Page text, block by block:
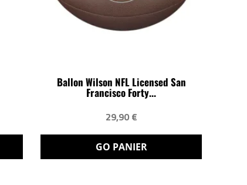
Ballon Wilson NFL Licensed San
Francisco Forty...
29,90 €
GO PANIER